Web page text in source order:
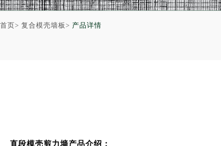
首页> 复合模壳墙板> 产品详情
直段模壳剪力墙产品介绍：